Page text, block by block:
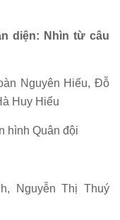
diện: Nhìn từ câu
Nguyên Hiếu, Đỗ
Huy Hiểu
hình Quân đội
Nguyễn Thị Thuý